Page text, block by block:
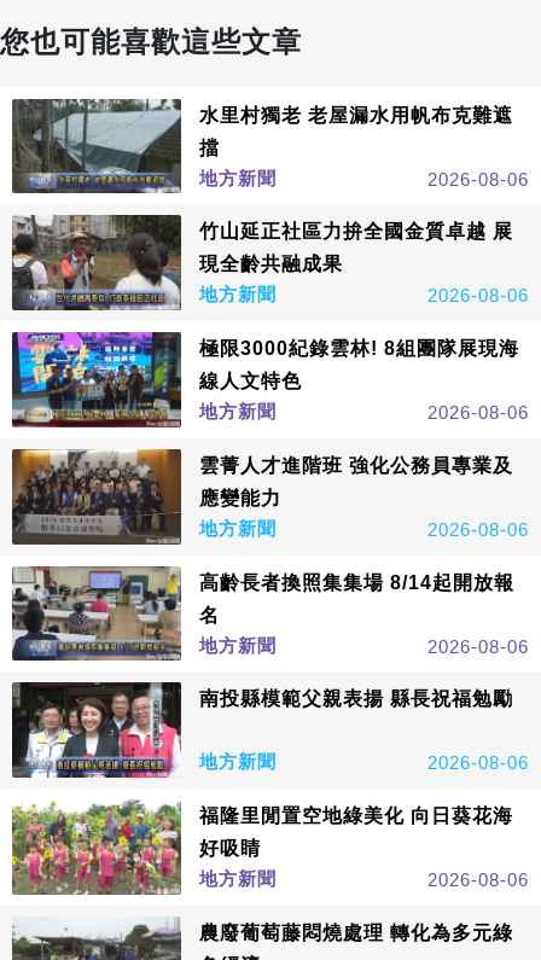
您也可能喜歡這些文章
水里村獨老 老屋漏水用帆布克難遮
擋
地方新聞
2026-08-06
竹山延正社區力拚全國金質卓越 展
現全齡共融成果
地方新聞
2026-08-06
極限3000紀錄雲林! 8組團隊展現海
線人文特色
地方新聞
2026-08-06
雲菁人才進階班 強化公務員專業及
應變能力
地方新聞
2026-08-06
高齡長者換照集集場 8/14起開放報
名
地方新聞
2026-08-06
南投縣模範父親表揚 縣長祝福勉勵
地方新聞 2026-08-06
福隆里閒置空地綠美化 向日葵花海
好吸睛
地方新聞
2026-08-06
農廢葡萄藤悶燒處理 轉化為多元綠